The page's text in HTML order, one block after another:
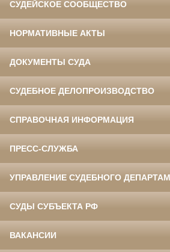
СУДЕЙСКОЕ СООБЩЕСТВО
НОРМАТИВНЫЕ АКТЫ
ДОКУМЕНТЫ СУДА
СУДЕБНОЕ ДЕЛОПРОИЗВОДСТВО
СПРАВОЧНАЯ ИНФОРМАЦИЯ
ПРЕСС-СЛУЖБА
УПРАВЛЕНИЕ СУДЕБНОГО
СУДЫ СУБЪЕКТА РФ
ВАКАНСИИ